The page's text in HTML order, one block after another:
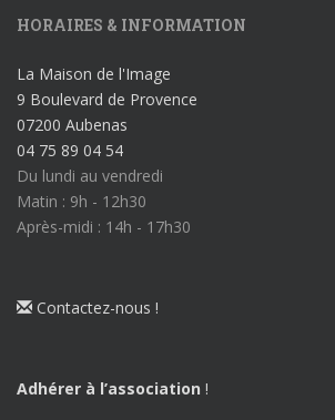
HORAIRES & INFORMATION
La Maison de l'Image
9 Boulevard de Provence
07200 Aubenas
04 75 89 04 54
Du lundi au vendredi
Matin : 9h - 12h30
Après-midi : 14h - 17h30
Contactez-nous !
Adhérer à l’association !